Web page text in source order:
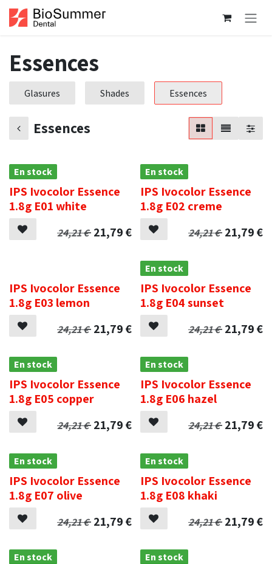
Se rendre au contenu
Essences
Glasures Shades Essences
Essences
En stock
IPS Ivocolor Essence
1.8g E01 white
24,21€ 21,79€
En stock
IPS Ivocolor Essence
1.8g E02 creme
24,21€ 21,79€
IPS Ivocolor Essence
1.8g E03 lemon
24,21€ 21,79€
En stock
IPS Ivocolor Essence
1.8g E04 sunset
24,21€ 21,79€
En stock
IPS Ivocolor Essence
1.8g E05 copper
24,21€ 21,79€
En stock
IPS Ivocolor Essence
1.8g E06 hazel
24,21€ 21,79€
En stock
IPS Ivocolor Essence
1.8g E07 olive
24,21€ 21,79€
En stock
IPS Ivocolor Essence
1.8g E08 khaki
24,21€ 21,79€
En stock En stock